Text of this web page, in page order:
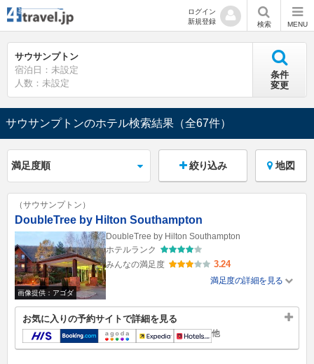
ログイン
新規登録
検索 MENU
サウサンプトン
宿泊日：未設定
人数：未設定
条件
変更
サウサンプトンのホテル検索結果 （全67件）
絞り込み 地図
（サウサンプトン）
DoubleTree by Hilton Southampton
画像提供：アゴダ
DoubleTree by Hilton Southampton
ホテルランク
みんなの満足度
3.24
満足度の詳細を見る
お気に入りの予約サイトで詳細を見る
他